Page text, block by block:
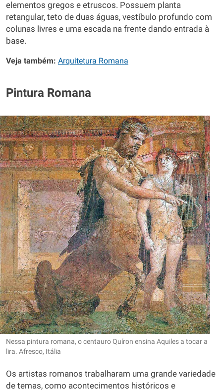
elementos gregos e etruscos. Possuem planta
retangular, teto de duas águas, vestíbulo profundo com
colunas livres e uma escada na frente dando entrada à
base.
Veja também: Arquitetura Romana
Pintura Romana
Nessa pintura romana, o centauro Quíron ensina Aquiles a tocar a
lira. Afresco, Itália
Os artistas romanos trabalharam uma grande variedade
de temas, como acontecimentos históricos e